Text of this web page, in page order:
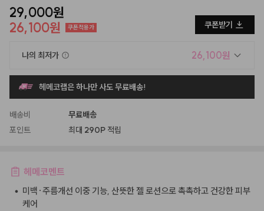
29,000원
26,100원
쿠폰적용가 쿠폰받기
나의 최저가 26,100원
헤메코랩은 하나만 사도 무료배송!
배송비
무료배송
포인트
최대 290P 적립
헤메코멘트
• 미백·주름개선 이중 기능, 산뜻한 젤 로션으로 촉촉하고 건강한 피부
케어